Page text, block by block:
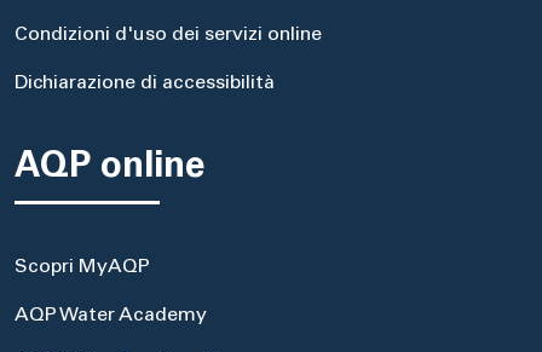
Condizioni d'uso dei servizi online
Dichiarazione di accessibilità
AQP online
Scopri MyAQP
AQP Water Academy